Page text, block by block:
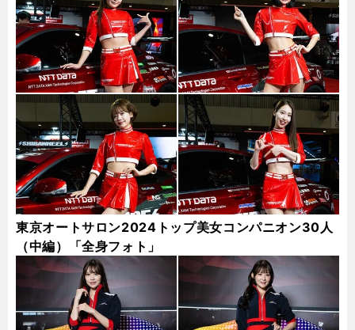
東京オートサロン2024トップ美女コンパニオン30人
（中編）「全身フォト」